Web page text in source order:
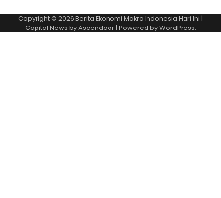
Copyright © 2026 Berita Ekonomi Makro Indonesia Hari Ini |
Capital News byAscendoor| Powered byWordPress.